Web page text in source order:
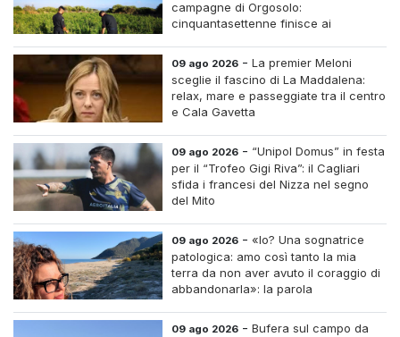
campagne di Orgosolo:
cinquantasettenne finisce ai
09 ago 2026 -La premier Meloni
sceglie il fascino di La Maddalena:
relax, mare e passeggiate tra il centro
e Cala Gavetta
09 ago 2026 - “Unipol Domus” in festa
per il “Trofeo Gigi Riva”: il Cagliari
sfida i francesi del Nizza nel segno
del Mito
09 ago 2026 - «Io? Una sognatrice
patologica: amo così tanto la mia
terra da non aver avuto il coraggio di
abbandonarla»: la parola
09 ago 2026 -Bufera sul campo da